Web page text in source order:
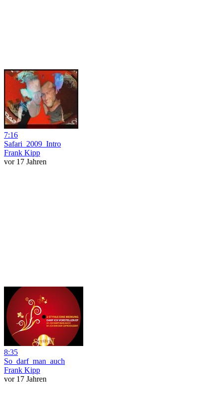
7:16
Safari_2009_Intro
Frank Kipp
vor 17 Jahren
8:35
So_darf_man_auch
Frank Kipp
vor 17 Jahren